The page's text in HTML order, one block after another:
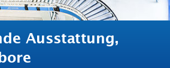
Ausstattung,